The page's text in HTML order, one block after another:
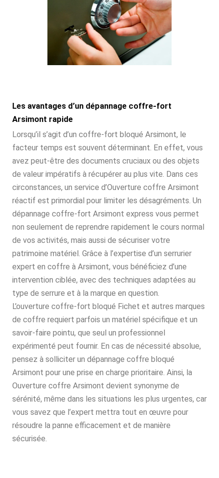
Les avantages d’un dépannage coffre-fort
Arsimont rapide
Lorsqu’il s’agit d’un coffre-fort bloqué Arsimont, le
facteur temps est souvent déterminant. En effet, vous
avez peut-être des documents cruciaux ou des objets
de valeur impératifs à récupérer au plus vite. Dans ces
circonstances, un service d’Ouverture coffre Arsimont
réactif est primordial pour limiter les désagréments. Un
dépannage coffre-fort Arsimont express vous permet
non seulement de reprendre rapidement le cours normal
de vos activités, mais aussi de sécuriser votre
patrimoine matériel. Grâce à l’expertise d’un serrurier
expert en coffre à Arsimont, vous bénéficiez d’une
intervention ciblée, avec des techniques adaptées au
type de serrure et à la marque en question.
L’ouverture coffre-fort bloqué Fichet et autres marques
de coffre requiert parfois un matériel spécifique et un
savoir-faire pointu, que seul un professionnel
expérimenté peut fournir. En cas de nécessité absolue,
pensez à solliciter un dépannage coffre bloqué
Arsimont pour une prise en charge prioritaire. Ainsi, la
Ouverture coffre Arsimont devient synonyme de
sérénité, même dans les situations les plus urgentes, car
vous savez que l’expert mettra tout en œuvre pour
résoudre la panne efficacement et de manière
sécurisée.